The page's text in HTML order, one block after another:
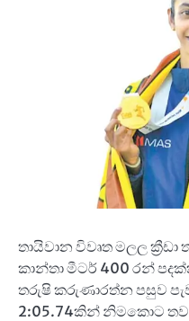
තායිවාන විවෘත මලල
කාන්තා මීටර් 400 රන්
තරුෂි කරුණාරත්න පසුව
2:05.74කින් නිමකොට